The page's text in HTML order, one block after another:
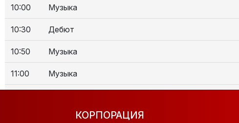
10:00 Музыка
10:30 Дебют
10:50 Музыка
11:00 Музыка
ШырылдаңКОРПОРАЦИЯ